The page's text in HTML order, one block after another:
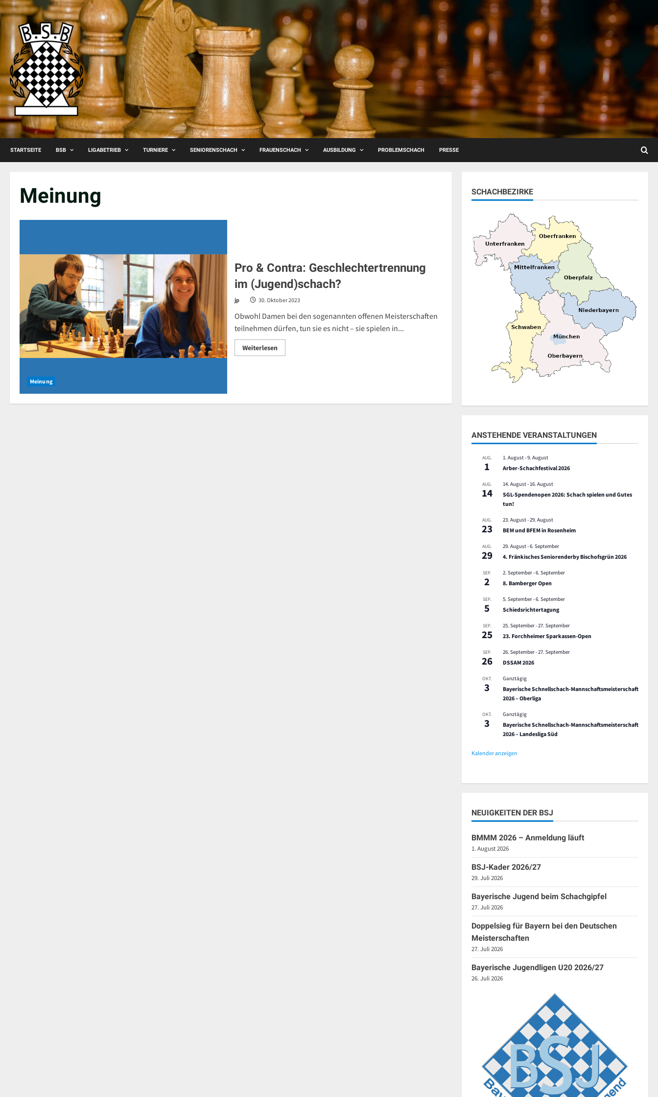
Skip
to
content
STARTSEITE BSB LIGABETRIEB TURNIERE SENIORENSCHACH FRAUENSCHACH AUSBILDUNG PROBLEMSCHACH PRESSE
Meinung
Meinung
Pro & Contra: Geschlechtertrennung
im (Jugend)schach?
jp 30. Oktober 2023
Obwohl Damen bei den sogenannten offenen Meisterschaften
teilnehmen dürfen, tun sie es nicht – sie spielen in...
WeiterlesenRead
more
(Jugend)schach?
SCHACHBEZIRKE
ANSTEHENDE VERANSTALTUNGEN
AUG.
1
1. August-9. August
Arber-Schachfestival 2026
AUG.
14
14. August- 16. August
SGL-Spendenopen 2026: Schach spielen und Gutes
tun!
AUG.
23
23. August-29. August
BEM und BFEM in Rosenheim
AUG.
29
29. August-6. September
4. Fränkisches Seniorenderby Bischofsgrün 2026
SEP.
2
2. September-6. September
8. Bamberger Open
SEP.
5
5. September-6. September
Schiedsrichtertagung
SEP.
25
25. September-27. September
23. Forchheimer Sparkassen-Open
SEP.
26
26. September-27. September
DSSAM 2026
OKT.
3
Ganztägig
Bayerische Schnellschach-Mannschaftsmeisterschaft
2026 – Oberliga
OKT.
3
Ganztägig
Bayerische Schnellschach-Mannschaftsmeisterschaft
2026 – Landesliga Süd
Kalender anzeigen
NEUIGKEITEN DER BSJ
BMMM 2026 – Anmeldung läuft
1. August 2026
BSJ-Kader 2026/27
29. Juli 2026
Bayerische Jugend beim Schachgipfel
27. Juli 2026
Doppelsieg für Bayern bei den Deutschen
Meisterschaften
27. Juli 2026
Bayerische Jugendligen U20 2026/27
26. Juli 2026